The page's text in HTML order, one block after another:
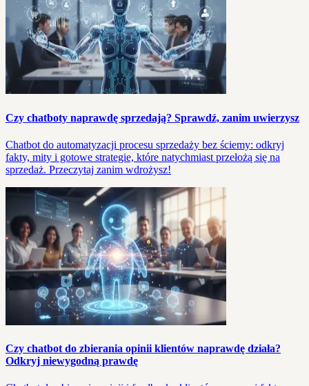
Czy chatboty naprawdę sprzedają? Sprawdź, zanim uwierzysz
Chatbot do automatyzacji procesu sprzedaży bez ściemy: odkryj
fakty, mity i gotowe strategie, które natychmiast przełożą się na
sprzedaż. Przeczytaj zanim wdrożysz!
Czy chatbot do zbierania opinii klientów naprawdę działa?
Odkryj niewygodną prawdę